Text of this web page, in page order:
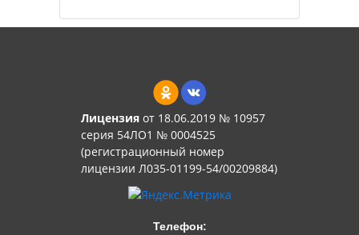
Лицензияот 18.06.2019 № 10957
серия 54ЛО1 № 0004525
(регистрационный номер
лицензии Л035-01199-54/00209884)
Телефон: